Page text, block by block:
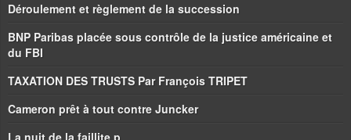
Déroulement et règlement de la succession
BNP Paribas placée sous contrôle de la justice américaine et
du FBI
TAXATION DES TRUSTS Par François TRIPET
Cameron prêt à tout contre Juncker
La nuit de la faillite p